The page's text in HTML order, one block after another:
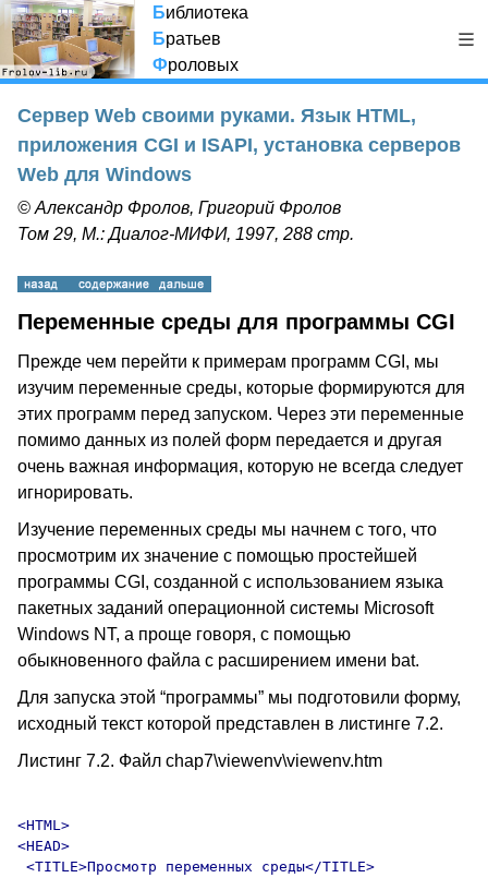
Библиотека
Братьев
Фроловых
Сервер Web своими руками. Язык HTML,
приложения CGI и ISAPI, установка серверов
Web для Windows
© Александр Фролов, Григорий Фролов
Том 29, М.: Диалог-МИФИ, 1997, 288 стр.
Переменные среды для программы CGI
Прежде чем перейти к примерам программ CGI, мы
изучим переменные среды, которые формируются для
этих программ перед запуском. Через эти переменные
помимо данных из полей форм передается и другая
очень важная информация, которую не всегда следует
игнорировать.
Изучение переменных среды мы начнем с того, что
просмотрим их значение с помощью простейшей
программы CGI, созданной с использованием языка
пакетных заданий операционной системы Microsoft
Windows NT, а проще говоря, с помощью
обыкновенного файла с расширением имени bat.
Для запуска этой “программы” мы подготовили форму,
исходный текст которой представлен в листинге 7.2.
Листинг 7.2. Файл chap7\viewenv\viewenv.htm
<HTML>
<HEAD>
<TITLE>Просмотр переменных среды</TITLE>